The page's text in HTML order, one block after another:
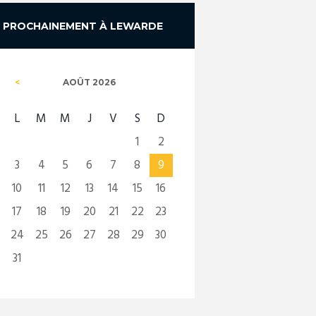
PROCHAINEMENT À LEWARDE
AOÛT 2026
L M M J V S
D
1
2
3
4 5 6 7 8
9
10
11 12 13 14 15
16
17
18 19 20 21 22
23
24
25 26 27 28 29
30
31